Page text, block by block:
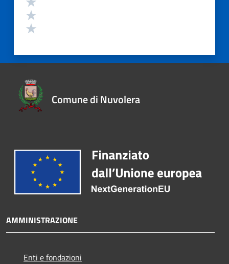
Comune di Nuvolera
AMMINISTRAZIONE
Enti e fondazioni